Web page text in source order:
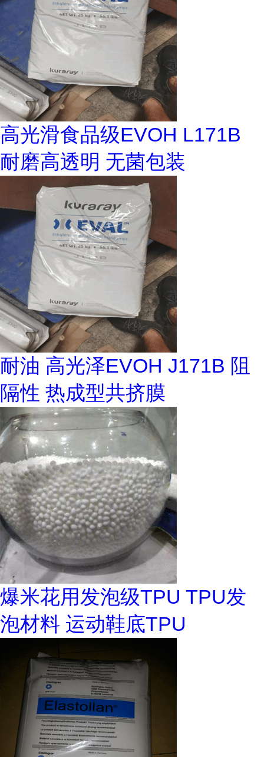
高光滑食品级EVOH L171B
耐磨高透明 无菌包装
耐油 高光泽EVOH J171B 阻
隔性 热成型共挤膜
爆米花用发泡级TPU TPU发
泡材料 运动鞋底TPU